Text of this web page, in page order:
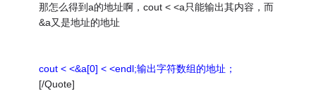
那怎么得到a的地址啊，cout < <a只能输出其内容，而
&a又是地址的地址
cout < <&a[0] < <endl;输出字符数组的地址；
[/Quote]